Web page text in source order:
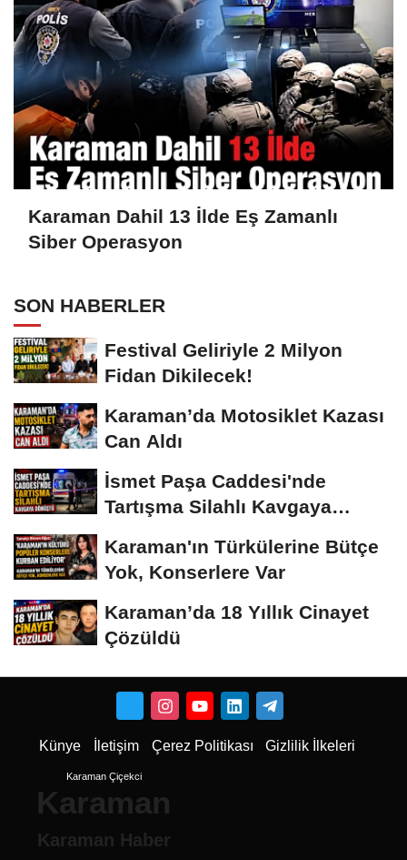
Karaman Dahil 13 İlde Eş Zamanlı
Siber Operasyon
SON HABERLER
Festival Geliriyle 2 Milyon
Fidan Dikilecek!
Karaman’da Motosiklet Kazası
Can Aldı
İsmet Paşa Caddesi'nde
Tartışma Silahlı Kavgaya
Karaman'ın Türkülerine Bütçe
Yok, Konserlere Var
Karaman’da 18 Yıllık Cinayet
Çözüldü
Künye İletişim Çerez Politikası Gizlilik İlkeleri
Karaman Çiçekci
Karaman
Karaman Haber